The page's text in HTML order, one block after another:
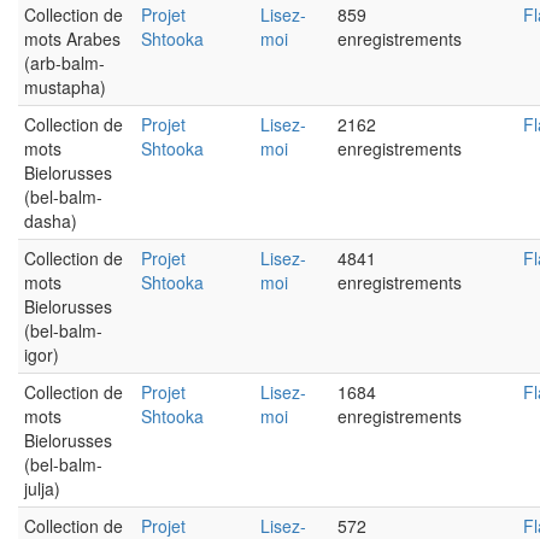
Collection de
mots Arabes
(arb-balm-
mustapha)
Projet
Shtooka
Lisez-
moi
859
enregistrements
Collection de
mots
Bielorusses
(bel-balm-
dasha)
Projet
Shtooka
Lisez-
moi
2162
enregistrements
Collection de
mots
Bielorusses
(bel-balm-
igor)
Projet
Shtooka
Lisez-
moi
4841
enregistrements
Collection de
mots
Bielorusses
(bel-balm-
julja)
Projet
Shtooka
Lisez-
moi
1684
enregistrements
Collection de
Projet
Lisez-
572